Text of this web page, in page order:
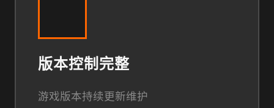
版本控制完整
游戏版本持续更新维护